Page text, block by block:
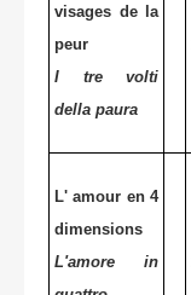
visages de la
peur
I tre volti
della paura
L' amour en 4
dimensions
L'amore in